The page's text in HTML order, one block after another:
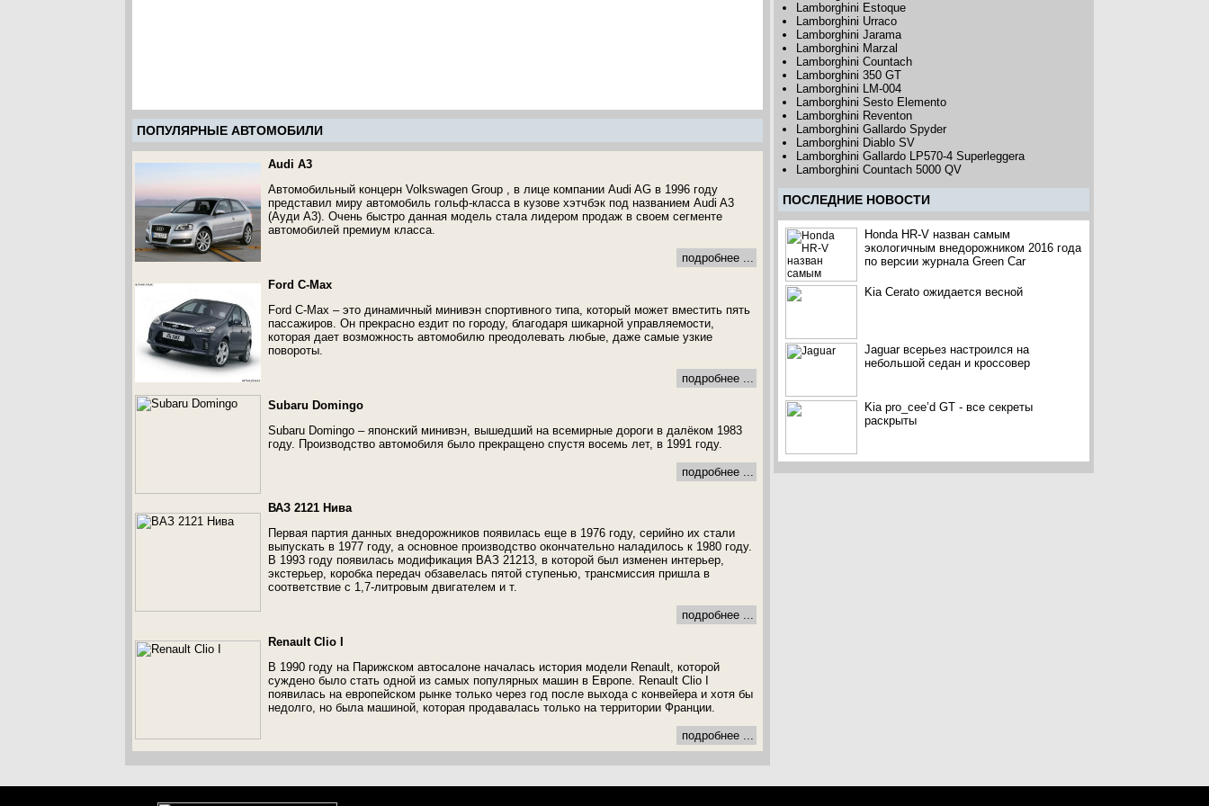
ПОПУЛЯРНЫЕ АВТОМОБИЛИ
Audi A3
Автомобильный концерн Volkswagen Group , в лице компании Audi AG в 1996 году
представил миру автомобиль гольф-класса в кузове хэтчбэк под названием Audi A3
(Ауди А3). Очень быстро данная модель стала лидером продаж в своем сегменте
автомобилей премиум класса.
подробнее ...
Ford C-Max
Ford C-Max – это динамичный минивэн спортивного типа, который может вместить пять
пассажиров. Он прекрасно ездит по городу, благодаря шикарной управляемости,
которая дает возможность автомобилю преодолевать любые, даже самые узкие
повороты.
подробнее ...
Subaru Domingo
Subaru Domingo – японский минивэн, вышедший на всемирные дороги в далёком 1983
году. Производство автомобиля было прекращено спустя восемь лет, в 1991 году.
подробнее ...
ВАЗ 2121 Нива
Первая партия данных внедорожников появилась еще в 1976 году, серийно их стали
выпускать в 1977 году, а основное производство окончательно наладилось к 1980 году.
В 1993 году появилась модификация ВАЗ 21213, в которой был изменен интерьер,
экстерьер, коробка передач обзавелась пятой ступенью, трансмиссия пришла в
соответствие с 1,7-литровым двигателем и т.
подробнее ...
Renault Clio I
В 1990 году на Парижском автосалоне началась история модели Renault, которой
суждено было стать одной из самых популярных машин в Европе. Renault Clio I
появилась на европейском рынке только через год после выхода с конвейера и хотя бы
недолго, но была машиной, которая продавалась только на территории Франции.
подробнее ...
Lamborghini Estoque
Lamborghini Urraco
Lamborghini Jarama
Lamborghini Marzal
Lamborghini Countach
Lamborghini 350 GT
Lamborghini LM-004
Lamborghini Sesto Elemento
Lamborghini Reventon
Lamborghini Gallardo Spyder
Lamborghini Diablo SV
Lamborghini Gallardo LP570-4 Superleggera
Lamborghini Countach 5000 QV
ПОCЛЕДНИЕ НОВОСТИ
Honda HR-V назван самым
экологичным внедорожником 2016 года
по версии журнала Green Car
Kia Cerato ожидается весной
Jaguar всерьез настроился на
небольшой седан и кроссовер
Kia pro_cee’d GT - все секреты
раскрыты